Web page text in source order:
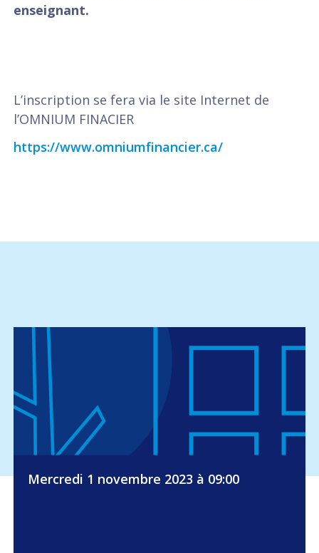
enseignant.
L’inscription se fera via le site Internet de
l’OMNIUM FINACIER
https://www.omniumfinancier.ca/
Mercredi 1 novembre 2023 à 09:00